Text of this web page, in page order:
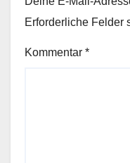
Erforderliche Felder
Kommentar *